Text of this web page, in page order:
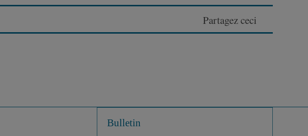
Partagez ceci
Bulletin